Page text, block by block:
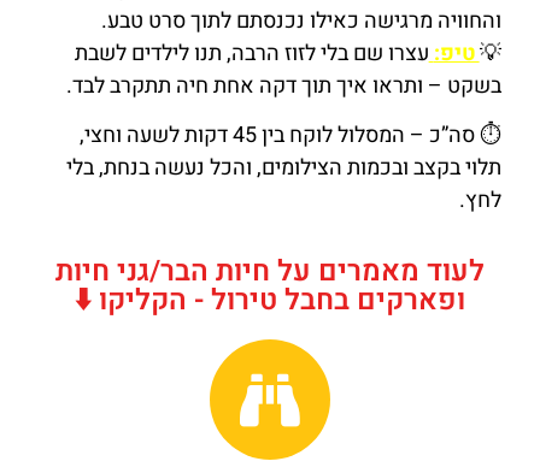
והחוויה מרגישה כאילו נכנסתם לתוך סרט טבע.
💡טיפ:עצרו שם בלי לזוז הרבה, תנו לילדים לשבת
בשקט – ותראו איך תוך דקה אחת חיה תתקרב לבד.
⏱️ סה”כ – המסלול לוקח בין 45 דקות לשעה וחצי,
תלוי בקצב ובכמות הצילומים, והכל נעשה בנחת, בלי
לחץ.
לעוד מאמרים על חיות הבר/גני חיות
ופארקים בחבל טירול - הקליקו ⬇️